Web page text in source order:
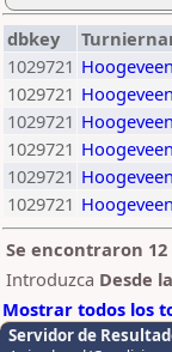
dbkey
1029721
1029721
1029721
1029721
1029721
1029721
Se encontraron
Introduzca Desde
Mostrar todos los
Servidor de